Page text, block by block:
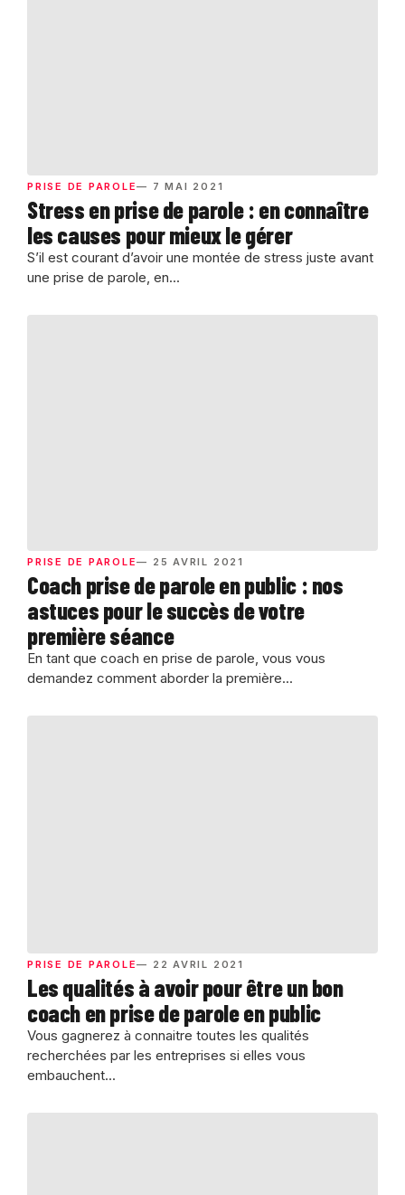
PRISE DE PAROLE— 7 MAI 2021
Stress en prise de parole : en connaître
les causes pour mieux le gérer
S’il est courant d’avoir une montée de stress juste avant
une prise de parole, en...
PRISE DE PAROLE— 25 AVRIL 2021
Coach prise de parole en public : nos
astuces pour le succès de votre
première séance
En tant que coach en prise de parole, vous vous
demandez comment aborder la première...
PRISE DE PAROLE— 22 AVRIL 2021
Les qualités à avoir pour être un bon
coach en prise de parole en public
Vous gagnerez à connaitre toutes les qualités
recherchées par les entreprises si elles vous
embauchent...